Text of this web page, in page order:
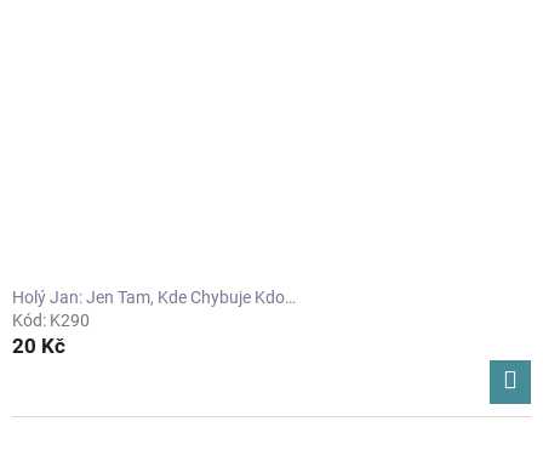
Holý Jan: Jen Tam, Kde Chybuje Kdo…
Kód: K290
20 Kč